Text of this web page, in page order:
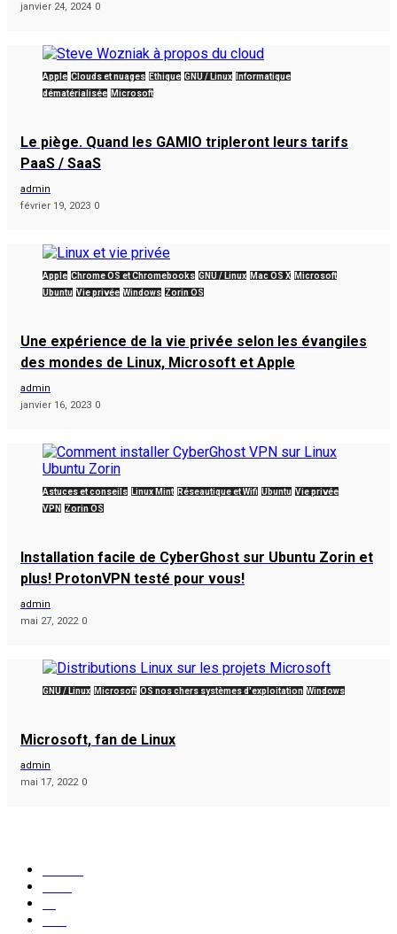
janvier 24, 2024 0
Apple Clouds et nuages Éthique GNU / Linux
Informatique
dématérialisée Microsoft
Le piège. Quand les GAMIO tripleront leurs tarifs
PaaS / SaaS
admin
février 19, 2023 0
Apple Chrome OS et Chromebooks GNU / Linux Mac OS X Microsoft
Ubuntu Vie privée Windows Zorin OS
Une expérience de la vie privée selon les évangiles
des mondes de Linux, Microsoft et Apple
admin
janvier 16, 2023 0
Astuces et conseils Linux Mint Réseautique et Wifi Ubuntu Vie privée
VPN
Zorin OS
Installation facile de CyberGhost sur Ubuntu Zorin et
plus! ProtonVPN testé pour vous!
admin
mai 27, 2022 0
GNU / Linux Microsoft OS nos chers systèmes d'exploitation Windows
Microsoft, fan de Linux
admin
mai 17, 2022 0